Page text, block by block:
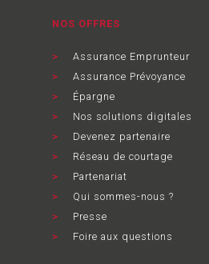
NOS OFFRES
Assurance Emprunteur
Assurance Prévoyance
Épargne
Nos solutions digitales
Devenez partenaire
Réseau de courtage
Partenariat
Qui sommes-nous ?
Presse
Foire aux questions